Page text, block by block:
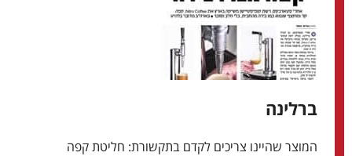
ברלינה
המוצר שהיינו צריכים לקדם בתקשורת: חליטת קפה